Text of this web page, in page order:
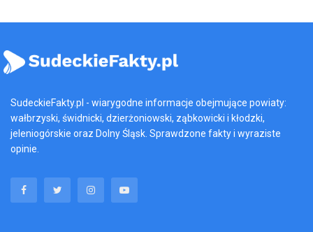
SudeckieFakty.pl - wiarygodne informacje obejmujące powiaty:
wałbrzyski, świdnicki, dzierżoniowski, ząbkowicki i kłodzki,
jeleniogórskie oraz Dolny Śląsk. Sprawdzone fakty i wyraziste
opinie.